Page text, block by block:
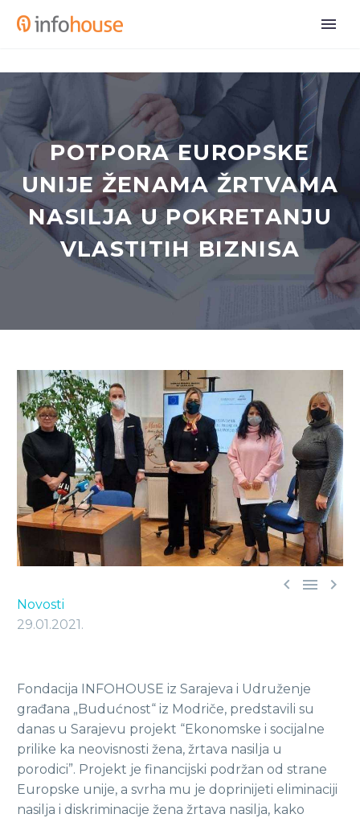
POTPORA EUROPSKE
UNIJE ŽENAMA ŽRTVAMA
NASILJA U POKRETANJU
VLASTITIH BIZNISA
  
Novosti
29.01.2021.
Fondacija INFOHOUSE iz Sarajeva i Udruženje
građana „Budućnost“ iz Modriče, predstavili su
danas u Sarajevu projekt “Ekonomske i socijalne
prilike ka neovisnosti žena, žrtava nasilja u
porodici”. Projekt je financijski podržan od strane
Europske unije, a svrha mu je doprinijeti eliminaciji
nasilja i diskriminacije žena žrtava nasilja, kako